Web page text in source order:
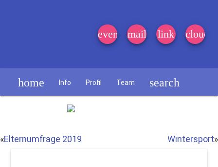
event_note
mail link cloud
home Info Profil Team search
«Elternumfrage 2019 Wintersport»